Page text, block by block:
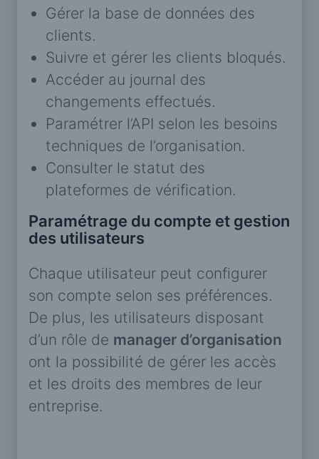
Gérer la base de données des
clients.
Suivre et gérer les clients bloqués.
Accéder au journal des
changements effectués.
Paramétrer l’API selon les besoins
techniques de l’organisation.
Consulter le statut des
plateformes de vérification.
Paramétrage du compte et gestion
des utilisateurs
Chaque utilisateur peut configurer
son compte selon ses préférences.
De plus, les utilisateurs disposant
d’un rôle de manager d’organisation
ont la possibilité de gérer les accès
et les droits des membres de leur
entreprise.